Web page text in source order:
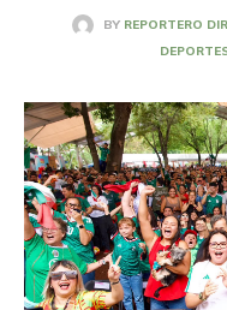
BY REPORTERO